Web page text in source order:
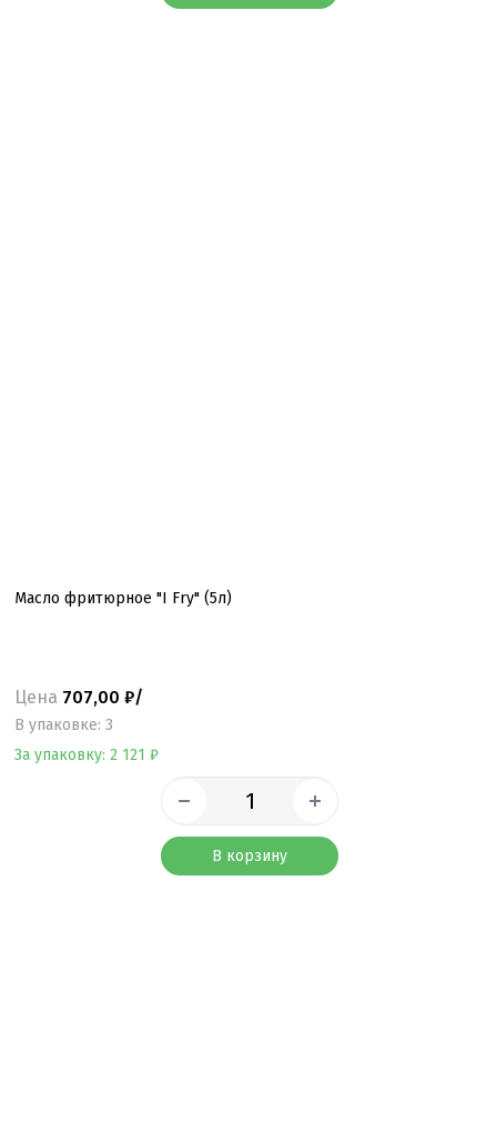
Масло фритюрное "I Fry" (5л)
Цена 707,00 ₽/
B упаковке: 3
За упаковку: 2 121 ₽
В корзину